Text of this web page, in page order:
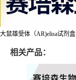
大鼠雄受体（AR)elisa试剂盒
相关产品：